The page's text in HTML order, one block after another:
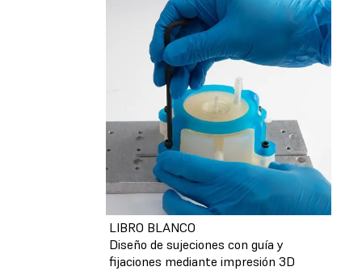
LIBRO BLANCO
Diseño de sujeciones con guía y
fijaciones mediante impresión 3D